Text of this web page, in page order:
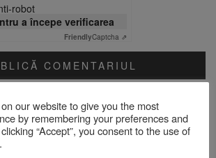
robot
a începe verificarea
FriendlyCaptcha ⇗
comentariilor tale.
our website to give you the most
by remembering your preferences and
“Accept”, you consent to the use of